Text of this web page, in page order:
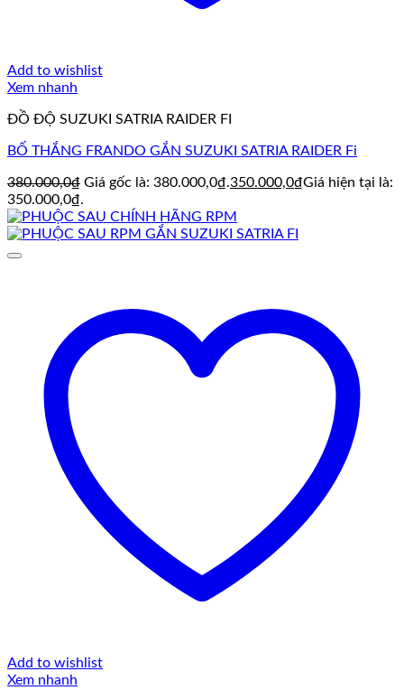
Add to wishlist
Xem nhanh
ĐỒ ĐỘ SUZUKI SATRIA RAIDER FI
BỐ THẮNG FRANDO GẮN SUZUKI SATRIA RAIDER Fi
380.000,0₫ Giá gốc là: 380.000,0₫.350.000,0₫Giá hiện tại là:
350.000,0₫.
Add to wishlist
Xem nhanh